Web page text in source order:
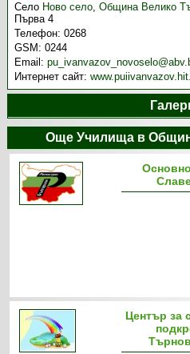
Село Ново село,Община Велико
Първа 4
Телефон:0268
GSM:0244
Email:
Интернет сайт:
Още Училища в
Център за